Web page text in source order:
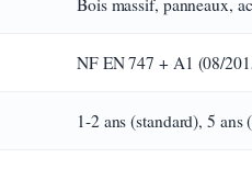
Bois massif, panneaux,
NF EN 747 + A1 (08/
1-2 ans (standard), 5 ans